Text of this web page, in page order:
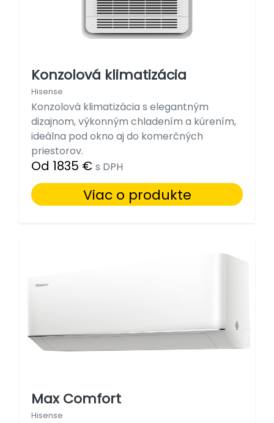
Konzolová klimatizácia
Hisense
Konzolová klimatizácia s elegantným
dizajnom, výkonným chladením a kúrením,
ideálna pod okno aj do komerčných
priestorov.
Od 1835 € s DPH
Viac o produkte
Max Comfort
Hisense